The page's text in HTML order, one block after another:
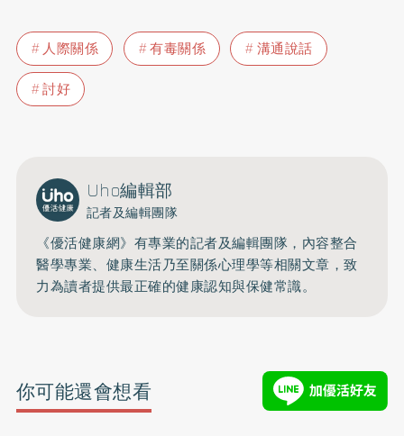
人際關係 有毒關係
溝通說話
討好
Uho編輯部
記者及編輯團隊
《優活健康網》有專業的記者及編輯團隊，內容整合
醫學專業、健康生活乃至關係心理學等相關文章，致
力為讀者提供最正確的健康認知與保健常識。
你可能還會想看